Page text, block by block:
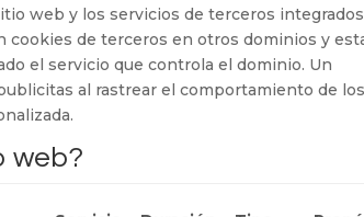
web y los servicios de terceros
de terceros en otros dominios y
el servicio que controla el dominio. Un
al rastrear el comportamiento de los
web?